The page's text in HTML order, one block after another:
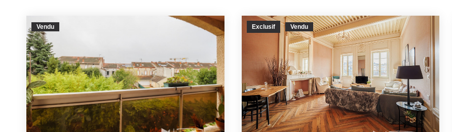
Vendu Exclusif Vendu